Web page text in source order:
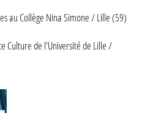
au Collège Nina Simone / Lille (59)
Culturede l'Université de Lille /